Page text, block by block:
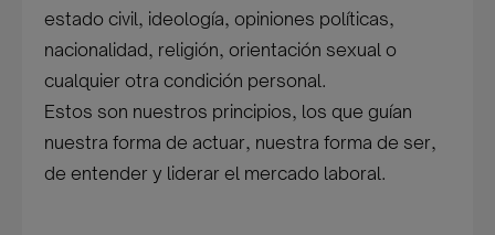
estado civil, ideología, opiniones políticas,
nacionalidad, religión, orientación sexual o
cualquier otra condición personal.
Estos son nuestros principios, los que guían
nuestra forma de actuar, nuestra forma de ser,
de entender y liderar el mercado laboral.